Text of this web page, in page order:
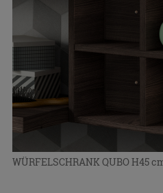
WÜRFELSCHRANK QUBO H45